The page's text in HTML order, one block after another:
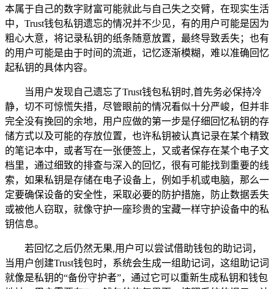
本属于自己的数字财富可能就此与自己失之交臂，在现实生活
中，Trust钱包私钥遗忘的情况并不少见，有的用户可能是因为
粗心大意，将记录私钥的纸条随意放置，最终导致丢失；也有
的用户可能是由于时间的流逝，记忆逐渐模糊，难以准确回忆
起私钥的具体内容。
当用户发现自己遗忘了Trust钱包私钥时,首先务必保持冷
静，切不可惊慌失措，尽管眼前的情况看似十分严峻，但并非
完全没有挽回的余地，用户应做的第一步是仔细回忆私钥的存
储方式以及可能的存放位置，也许私钥被认真记录在某个精致
的笔记本中，或者写在一张便签上，又或者保存在某个电子文
档里，通过细致的排查与深入的回忆，很有可能找到重要的线
索，如果私钥是存储在电子设备上，例如手机或电脑，那么一
定要确保设备的安全性，采取必要的防护措施，防止数据丢失
或被他人窃取，就像守护一座珍贵的宝藏一样守护设备中的私
钥信息。
若回忆之后仍然无果,用户可以尝试借助钱包的助记词，
当用户创建Trust钱包时，系统会生成一组助记词，这组助记词
就像是私钥的“备份守护者”，通过它可以重新生成私钥和钱包